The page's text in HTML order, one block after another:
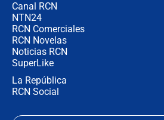
Canal RCN
NTN24
RCN Comerciales
RCN Novelas
Noticias RCN
SuperLike
La República
RCN Social